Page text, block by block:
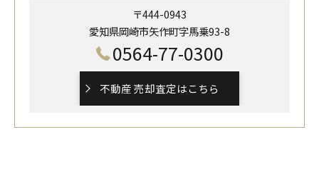
〒444-0943
愛知県岡崎市矢作町字馬乗93-8
0564-77-0300
不動産 売却査定はこちら